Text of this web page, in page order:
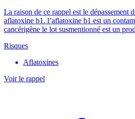
La raison de ce rappel est le dépassement
aflatoxine b1. l’aflatoxine b1 est un
cancérigène le lot susmentionné est un
Risques
Aflatoxines
Voir le rappel